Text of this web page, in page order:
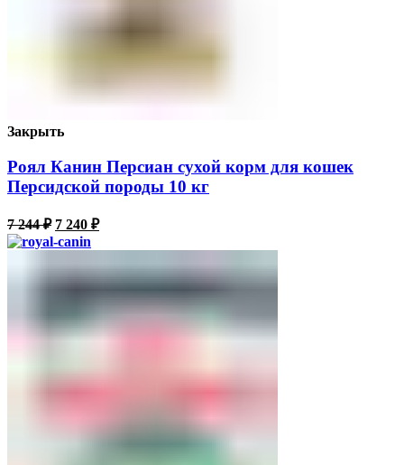
Закрыть
Роял Канин Персиан сухой корм для кошек
Персидской породы 10 кг
7 244₽ 7 240 ₽